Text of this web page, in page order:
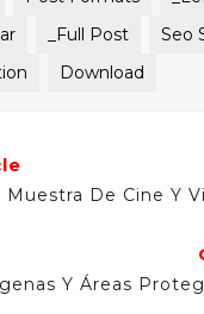
_Full Post
Seo
Download
Muestra De Cine Y
Y Áreas